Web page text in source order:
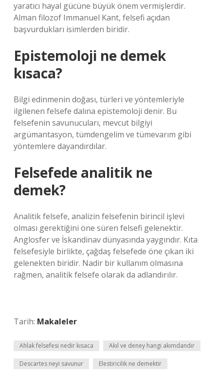
yaratıcı hayal gücüne büyük önem vermişlerdir.
Alman filozof Immanuel Kant, felsefi açıdan
başvurdukları isimlerden biridir.
Epistemoloji ne demek
kısaca?
Bilgi edinmenin doğası, türleri ve yöntemleriyle
ilgilenen felsefe dalına epistemoloji denir. Bu
felsefenin savunucuları, mevcut bilgiyi
argümantasyon, tümdengelim ve tümevarım gibi
yöntemlere dayandırdılar.
Felsefede analitik ne
demek?
Analitik felsefe, analizin felsefenin birincil işlevi
olması gerektiğini öne süren felsefi gelenektir.
Anglosfer ve İskandinav dünyasında yaygındır. Kıta
felsefesiyle birlikte, çağdaş felsefede öne çıkan iki
gelenekten biridir. Nadir bir kullanım olmasına
rağmen, analitik felsefe olarak da adlandırılır.
Tarih: Makaleler
Ahlak felsefesi nedir kısaca Akıl ve deney hangi akımdandır
Descartes neyi savunur Elestiricilik ne demektir